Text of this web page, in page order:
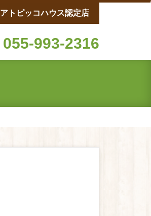
055-993-2316
アトピッコハウス認定店